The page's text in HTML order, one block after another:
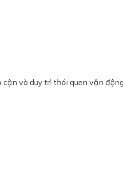
và duy trì thói quen vận